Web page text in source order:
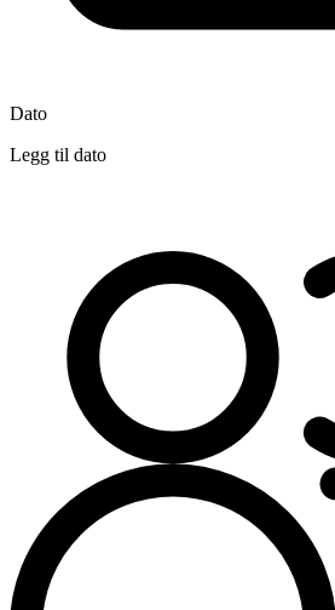
Dato
Legg til dato